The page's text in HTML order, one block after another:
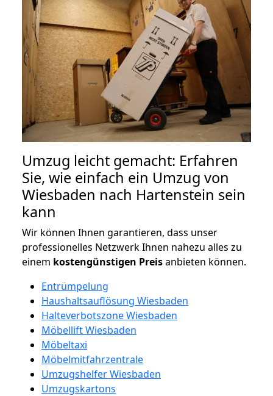
Umzug leicht gemacht: Erfahren
Sie, wie einfach ein Umzug von
Wiesbaden nach Hartenstein sein
kann
Wir können Ihnen garantieren, dass unser
professionelles Netzwerk Ihnen nahezu alles zu
einem kostengünstigen Preisanbieten können.
Entrümpelung
Haushaltsauflösung Wiesbaden
Halteverbotszone Wiesbaden
Möbellift Wiesbaden
Möbeltaxi
Möbelmitfahrzentrale
Umzugshelfer Wiesbaden
Umzugskartons